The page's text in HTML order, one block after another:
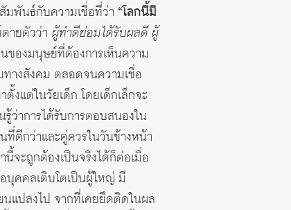
มพันธ์กับความเชื่อที่ว่า “โลกนี้มี
ายตัวว่า ผู้ทำดีย่อมได้รับผลดี ผู้
ของมนุษย์ที่ต้องการเห็นความ
างสังคม ตลอดจนความเชื่อ
งแต่ในวัยเด็ก โดยเด็กเล็กจะ
ว่าการได้รับการตอบสนองใน
ดีกว่าและคู่ควรในวันข้างหน้า
จะถูกต้องเป็นจริงได้ก็ต่อเมื่อ
บุคคลเติบโตเป็นผู้ใหญ่ มี
แปลงไป จากที่เคยยึดติดในผล